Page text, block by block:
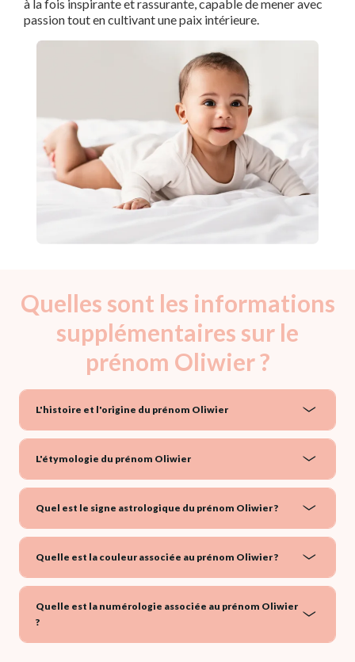
à la fois inspirante et rassurante, capable de mener avec
passion tout en cultivant une paix intérieure.
Quelles sont les informations
supplémentaires sur le
prénom Oliwier ?
L'histoire et l'origine du prénom Oliwier
L'étymologie du prénom Oliwier
Quel est le signe astrologique du prénom Oliwier ?
Quelle est la couleur associée au prénom Oliwier ?
Quelle est la numérologie associée au prénom Oliwier
?